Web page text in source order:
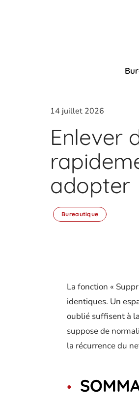
14 juillet 2026
Enlever
adopter
Bureautique
La fonction «
identiques. Un
oublié suffisent à
suppose de
la récurrence du